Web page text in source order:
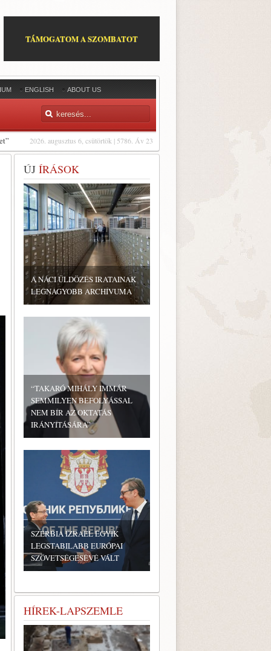
TÁMOGATOM A SZOMBATOT
ENGLISH ABOUT US
2026. augusztus 6, csütörtök | 5786. Áv 23
ÚJ ÍRÁSOK
A NÁCI ÜLDÖZÉS IRATAINAK
LEGNAGYOBB ARCHÍVUMA
“TAKARÓ MIHÁLY IMMÁR
SEMMILYEN BEFOLYÁSSAL
NEM BÍR AZ OKTATÁS
IRÁNYÍTÁSÁRA”
SZERBIA IZRAEL EGYIK
LEGSTABILABB EURÓPAI
SZÖVETSÉGESÉVÉ VÁLT
HÍREK-LAPSZEMLE